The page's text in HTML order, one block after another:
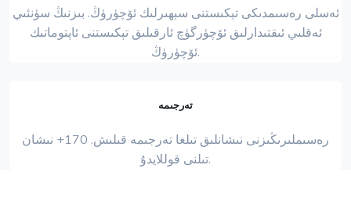
ئەسلى رەسىمدىكى تېكىستنى سېھىرلىك ئۆچۈرۈڭ. بىزنىڭ سۈنئىي
ئەقلىي ئىقتىدارلىق ئۆچۈرگۈچ ئارقىلىق تېكىستنى ئاپتوماتىك
ئۆچۈرۈڭ.
تەرجىمە
رەسىملىرىڭىزنى نىشانلىق تىلغا تەرجىمە قىلىش. 170+ نىشان
تىلنى قوللايدۇ.